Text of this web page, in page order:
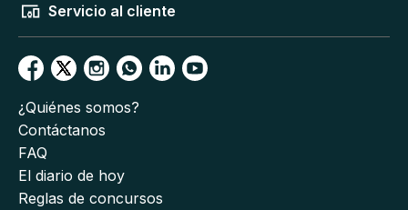
Servicio al cliente
¿Quiénes somos?
Contáctanos
FAQ
El diario de hoy
Reglas de concursos